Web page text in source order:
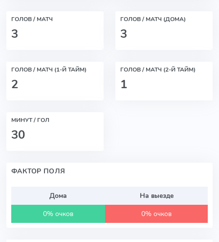
ГОЛОВ / МАТЧ
3
ГОЛОВ / МАТЧ (ДОМА)
3
ГОЛОВ / МАТЧ (1-Й ТАЙМ)
2
ГОЛОВ / МАТЧ (2-Й ТАЙМ)
1
МИНУТ / ГОЛ
30
ФАКТОР ПОЛЯ
Дома
На выезде
0% очков
0% очков